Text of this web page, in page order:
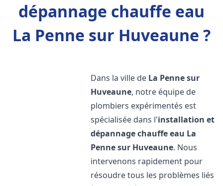
dépannage chauffe eau
La Penne sur Huveaune ?
Dans la ville de La Penne sur
Huveaune, notre équipe de
plombiers expérimentés est
spécialisée dans l'installation et
dépannage chauffe eau La
Penne sur Huveaune. Nous
intervenons rapidement pour
résoudre tous les problèmes liés